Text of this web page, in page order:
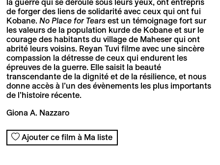
la guerre qui se déroule sous leurs yeux, ont entrepris
de forger des liens de solidarité avec ceux qui ont fui
Kobane. No Place for Tearsest un témoignage fort sur
les valeurs de la population kurde de Kobane et sur le
courage des habitants du village de Maheser qui ont
abrité leurs voisins. Reyan Tuvi filme avec une sincère
compassion la détresse de ceux qui endurent les
épreuves de la guerre. Elle saisit la beauté
transcendante de la dignité et de la résilience, et nous
donne accès à l’un des évènements les plus importants
de l’histoire récente.
Giona A. Nazzaro
Ajouter ce film à Ma liste